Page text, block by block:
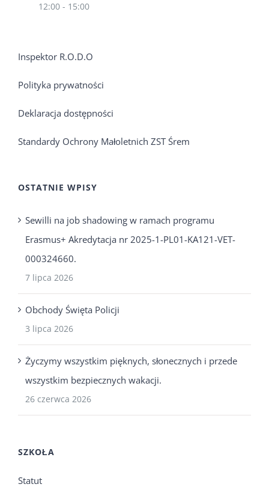
12:00 - 15:00
Inspektor R.O.D.O
Polityka prywatności
Deklaracja dostępności
Standardy Ochrony Małoletnich ZST Śrem
OSTATNIE WPISY
Sewilli na job shadowing w ramach programu
Erasmus+ Akredytacja nr 2025-1-PL01-KA121-VET-
000324660.
7 lipca 2026
Obchody Święta Policji
3 lipca 2026
Życzymy wszystkim pięknych, słonecznych i przede
wszystkim bezpiecznych wakacji.
26 czerwca 2026
SZKOŁA
Statut